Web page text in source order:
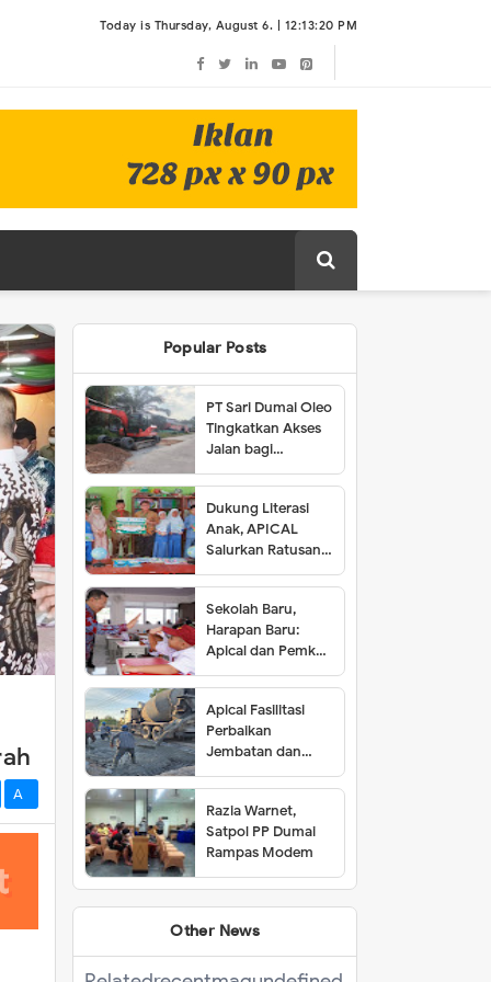
Today is Thursday, August 6. | 12:13:20 PM
A-
Popular Posts
PT Sari Dumai Oleo
Tingkatkan Akses
Jalan bagi
Masyarakat Lubuk
Gaung
Dukung Literasi
Anak, APICAL
Salurkan Ratusan
Buku ke Tiga SD di
Dumai
Sekolah Baru,
Harapan Baru:
Apical dan Pemkot
Dumai Resmikan
SDN 001 Lubuk
Gaung
Apical Fasilitasi
Perbaikan
Jembatan dan
Jalan di Kelurahan
Lubuk Gaung
Razia Warnet,
Satpol PP Dumai
Rampas Modem
Other News